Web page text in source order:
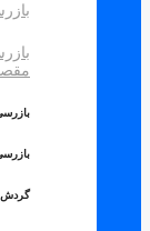
گردش